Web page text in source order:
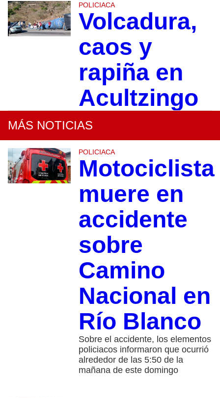
POLICIACA
Volcadura,
caos y
rapiña en
Acultzingo
MÁS NOTICIAS
POLICIACA
Motociclista
muere en
accidente
sobre
Camino
Nacional en
Río Blanco
Sobre el accidente, los elementos
policiacos informaron que ocurrió
alrededor de las 5:50 de la
mañana de este domingo